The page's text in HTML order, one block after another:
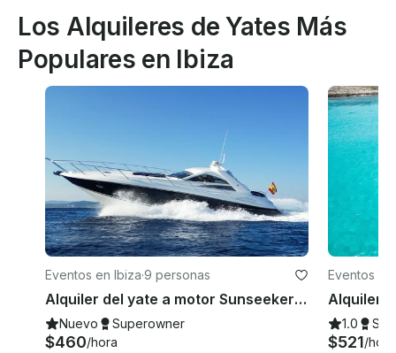
Los Alquileres de Yates Más
Populares en Ibiza
Eventos en Ibiza·9 personas
Alquiler del yate a motor Sunseeker Portofino 53 en Ibiza, Illes Balears
Nuevo Superowner
$460/hora
Eventos
1.0
$521/hora